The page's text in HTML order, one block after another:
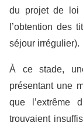
du projet de loi
l’obtention des
séjour irrégulier).
À ce stade,
présentant une
que l’extrême
trouvaient